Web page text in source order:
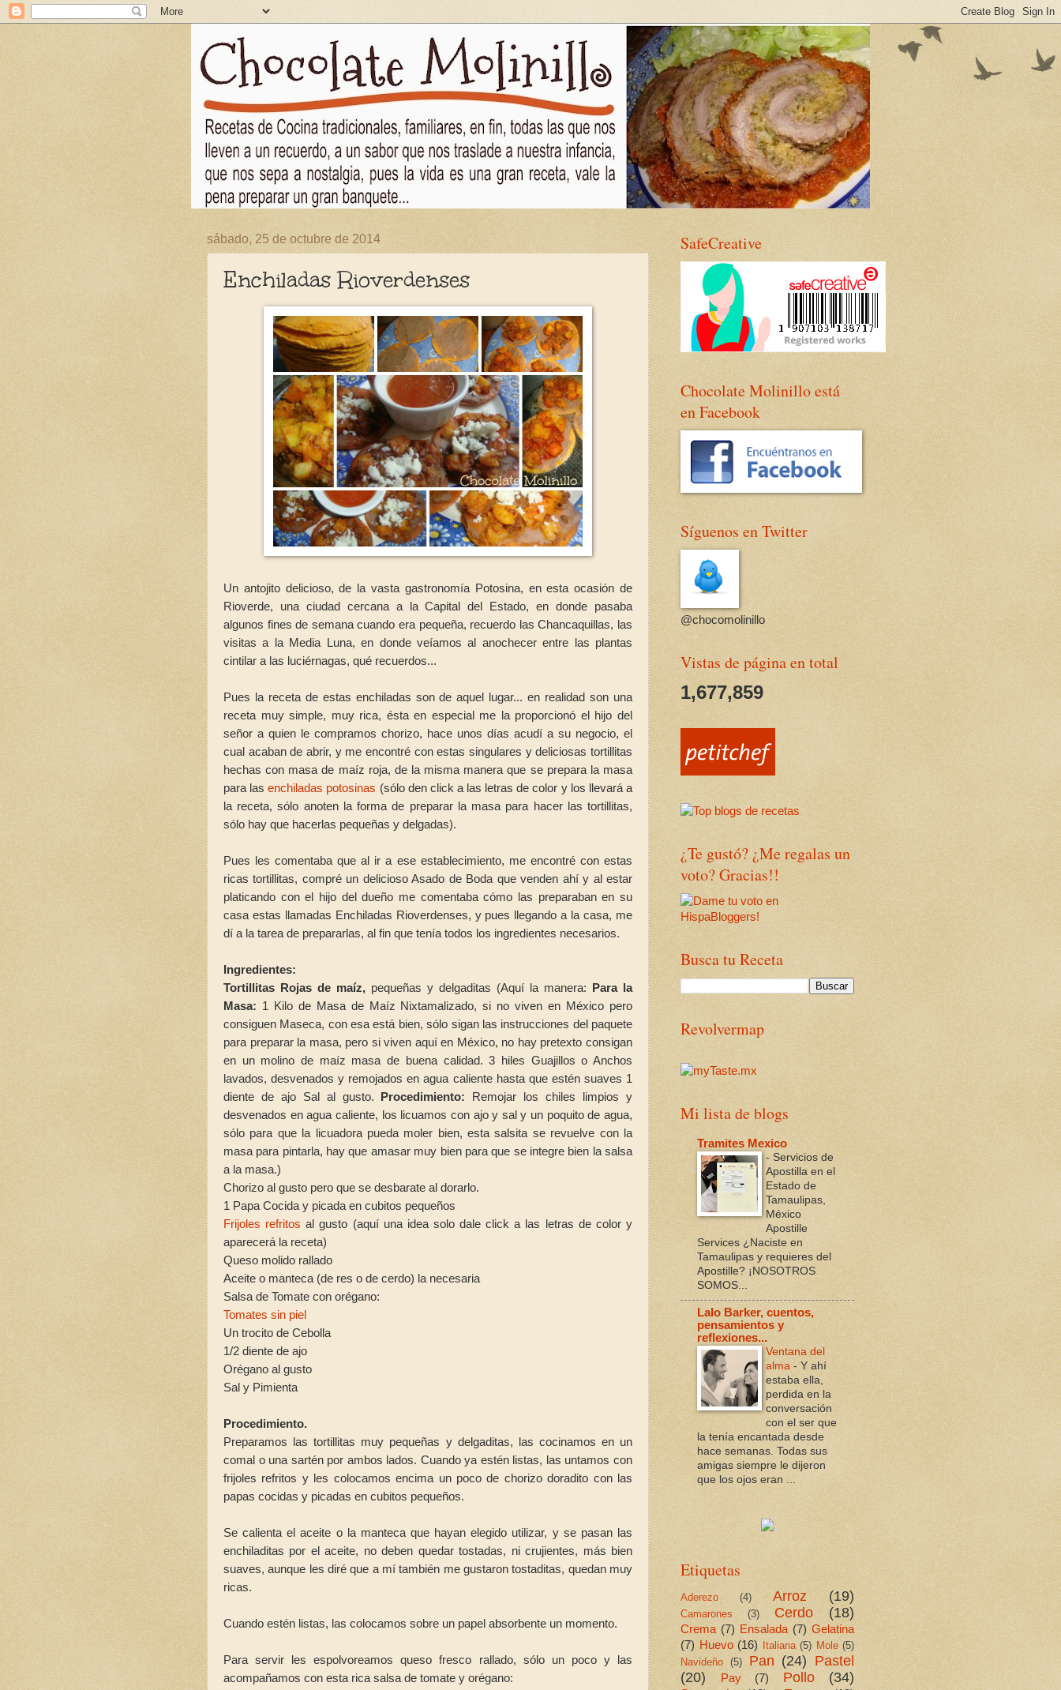
sábado, 25 de octubre de 2014
Enchiladas Rioverdenses
Un antojito delicioso, de la vasta gastronomía Potosina, en esta ocasión de
Rioverde, una ciudad cercana a la Capital del Estado, en donde pasaba
algunos fines de semana cuando era pequeña, recuerdo las Chancaquillas, las
visitas a la Media Luna, en donde veíamos al anochecer entre las plantas
cintilar a las luciérnagas, qué recuerdos...
Pues la receta de estas enchiladas son de aquel lugar... en realidad son una
receta muy simple, muy rica, ésta en especial me la proporcionó el hijo del
señor a quien le compramos chorizo, hace unos días acudí a su negocio, el
cual acaban de abrir, y me encontré con estas singulares y deliciosas tortillitas
hechas con masa de maíz roja, de la misma manera que se prepara la masa
para lasenchiladas potosinas (sólo den click a las letras de color y los llevará a
la receta, sólo anoten la forma de preparar la masa para hacer las tortillitas,
sólo hay que hacerlas pequeñas y delgadas).
Pues les comentaba que al ir a ese establecimiento, me encontré con estas
ricas tortillitas, compré un delicioso Asado de Boda que venden ahí y al estar
platicando con el hijo del dueño me comentaba cómo las preparaban en su
casa estas llamadas Enchiladas Rioverdenses, y pues llegando a la casa, me
dí a la tarea de prepararlas, al fin que tenía todos los ingredientes necesarios.
Ingredientes:
Tortillitas Rojas de maíz, pequeñas y delgaditas (Aquí la manera: Para la
Masa: 1 Kilo de Masa de Maíz Nixtamalizado, si no viven en México pero
consiguen Maseca, con esa está bien, sólo sigan las instrucciones del paquete
para preparar la masa, pero si viven aquí en México, no hay pretexto consigan
en un molino de maíz masa de buena calidad. 3 hiles Guajillos o Anchos
lavados, desvenados y remojados en agua caliente hasta que estén suaves 1
diente de ajo Sal al gusto. Procedimiento: Remojar los chiles limpios y
desvenados en agua caliente, los licuamos con ajo y sal y un poquito de agua,
sólo para que la licuadora pueda moler bien, esta salsita se revuelve con la
masa para pintarla, hay que amasar muy bien para que se integre bien la salsa
a la masa.)
Chorizo al gusto pero que se desbarate al dorarlo.
1 Papa Cocida y picada en cubitos pequeños
Frijoles refritos al gusto (aquí una idea solo dale click a las letras de color y
aparecerá la receta)
Queso molido rallado
Aceite o manteca (de res o de cerdo) la necesaria
Salsa de Tomate con orégano:
Tomates sin piel
Un trocito de Cebolla
1/2 diente de ajo
Orégano al gusto
Sal y Pimienta
Procedimiento.
Preparamos las tortillitas muy pequeñas y delgaditas, las cocinamos en un
comal o una sartén por ambos lados. Cuando ya estén listas, las untamos con
frijoles refritos y les colocamos encima un poco de chorizo doradito con las
papas cocidas y picadas en cubitos pequeños.
Se calienta el aceite o la manteca que hayan elegido utilizar, y se pasan las
enchiladitas por el aceite, no deben quedar tostadas, ni crujientes, más bien
suaves, aunque les diré que a mí también me gustaron tostaditas, quedan muy
ricas.
Cuando estén listas, las colocamos sobre un papel absorbente un momento.
Para servir les espolvoreamos queso fresco rallado, sólo un poco y las
acompañamos con esta rica salsa de tomate y orégano:
SafeCreative
Chocolate Molinillo está
en Facebook
Síguenos en Twitter
@chocomolinillo
Vistas de página en total
1,677,859
¿Te gustó? ¿Me regalas un
voto? Gracias!!
Busca tu Receta
Revolvermap
Mi lista de blogs
Tramites Mexico
- Servicios de
Apostilla en el
Estado de
Tamaulipas,
México
Apostille
Services ¿Naciste en
Tamaulipas y requieres del
Apostille? ¡NOSOTROS
SOMOS...
Lalo Barker, cuentos,
pensamientos y
reflexiones...
Ventana del
alma - Y ahí
estaba ella,
perdida en la
conversación
con el ser que
la tenía encantada desde
hace semanas. Todas sus
amigas siempre le dijeron
que los ojos eran ...
Etiquetas
Aderezo (4) Arroz (19)
Camarones (3) Cerdo (18)
Crema (7) Ensalada (7) Gelatina
(7) Huevo (16) Italiana (5) Mole (5)
Navideño (5) Pan (24) Pastel
(20)
Pay (7) Pollo (34)